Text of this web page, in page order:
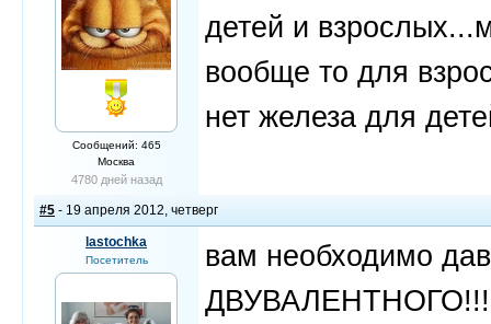
Сообщений: 465
Москва
4780 дней назад
детей и
вообще то для
нет железа для
#5 - 19 апреля 2012, четверг
lastochka
Посетитель
вам необходимо
ДВУВАЛЕНТНОГО!!!